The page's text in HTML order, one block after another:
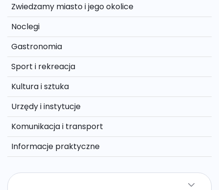
Zwiedzamy miasto i jego okolice
Noclegi
Gastronomia
Sport i rekreacja
Kultura i sztuka
Urzędy i instytucje
Komunikacja i transport
Informacje praktyczne